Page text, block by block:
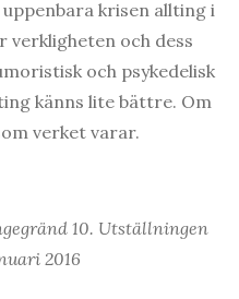
krisen allting i
verkligheten och dess
och psykedelisk
känns lite bättre. Om
verket varar.
10. Utställningen
2016